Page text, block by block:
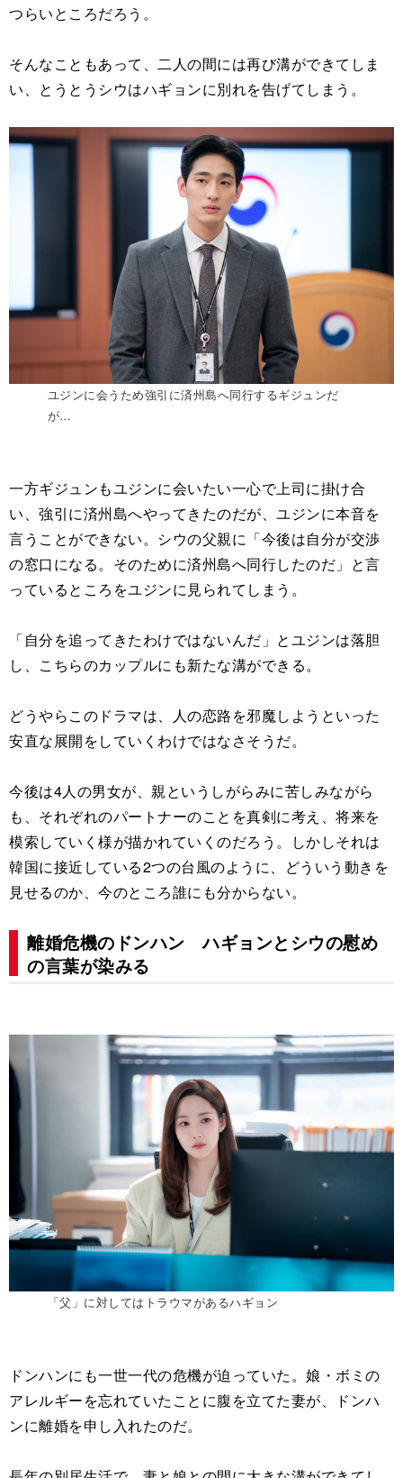
つらいところだろう。
そんなこともあって、二人の間には再び溝ができてしま
い、とうとうシウはハギョンに別れを告げてしまう。
ユジンに会うため強引に済州島へ同行するギジュンだ
が…
一方ギジュンもユジンに会いたい一心で上司に掛け合
い、強引に済州島へやってきたのだが、ユジンに本音を
言うことができない。シウの父親に「今後は自分が交渉
の窓口になる。そのために済州島へ同行したのだ」と言
っているところをユジンに見られてしまう。
「自分を追ってきたわけではないんだ」とユジンは落胆
し、こちらのカップルにも新たな溝ができる。
どうやらこのドラマは、人の恋路を邪魔しようといった
安直な展開をしていくわけではなさそうだ。
今後は4人の男女が、親というしがらみに苦しみながら
も、それぞれのパートナーのことを真剣に考え、将来を
模索していく様が描かれていくのだろう。しかしそれは
韓国に接近している2つの台風のように、どういう動きを
見せるのか、今のところ誰にも分からない。
離婚危機のドンハン ハギョンとシウの慰め
の言葉が染みる
「父」に対してはトラウマがあるハギョン
ドンハンにも一世一代の危機が迫っていた。娘・ボミの
アレルギーを忘れていたことに腹を立てた妻が、ドンハ
ンに離婚を申し入れたのだ。